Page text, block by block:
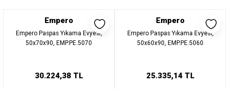
Empero
Empero Paspas Yıkama Evyesi,
50x70x90, EMP.PE.5070
30.224,38 TL
Empero
Empero Paspas Yıkama Evyesi,
50x60x90, EMP.PE.5060
25.335,14 TL